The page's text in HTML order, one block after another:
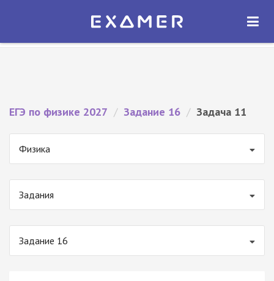
Экзамер — ЕГЭ 2027
ОТКРЫТЬ
ЕГЭ по физике 2027 / Задание 16 / Задача 11
Физика
Задания
Задание 16